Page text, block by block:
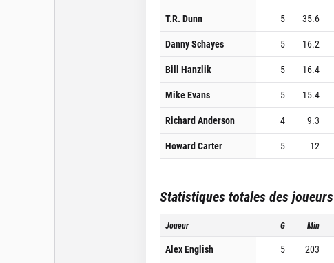
T.R. Dunn
5 35.6
Danny Schayes
5 16.2
Bill Hanzlik
5 16.4
Mike Evans
5 15.4
Richard Anderson
4 9.3
Howard Carter
5 12
Statistiques totales des joueurs
Joueur G Min
Alex English 5 203